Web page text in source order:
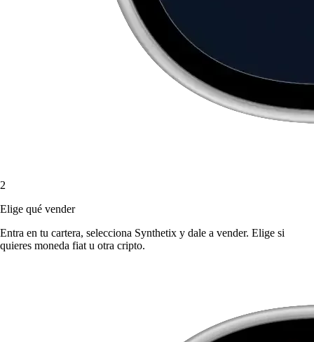
2
Elige qué vender
Entra en tu cartera, selecciona Synthetix y dale a vender. Elige si
quieres moneda fiat u otra cripto.